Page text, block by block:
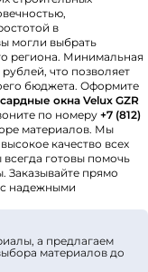
в
могли выбрать
региона. Минимальная
рублей, что позволяет
бюджета. Оформите
окна Velux GZR
по номеру +7 (812)
материалов. Мы
качество всех
готовы помочь
Заказывайте прямо
с надежными
а предлагаем
материалов до